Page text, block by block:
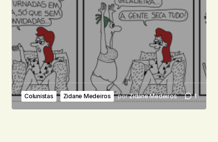
Colunistas Zidane Medeiros porZidane Medeiros 1